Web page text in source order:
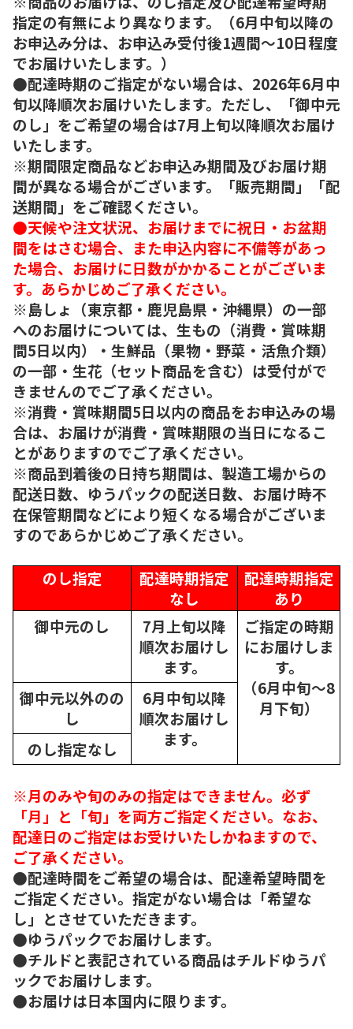
指定の有無により異なります。（6月中旬以降の
お申込み分は、お申込み受付後1週間～10日程度
でお届けいたします。）
●配達時期のご指定がない場合は、2026年6月中
旬以降順次お届けいたします。ただし、「御中元
のし」をご希望の場合は7月上旬以降順次お届け
いたします。
※期間限定商品などお申込み期間及びお届け期
間が異なる場合がございます。「販売期間」「配
送期間」をご確認ください。
●天候や注文状況、お届けまでに祝日・お盆期
間をはさむ場合、また申込内容に不備等があっ
た場合、お届けに日数がかかることがございま
す。あらかじめご了承ください。
※島しょ（東京都・鹿児島県・沖縄県）の一部
へのお届けについては、生もの（消費・賞味期
間5日以内）・生鮮品（果物・野菜・活魚介類）
の一部・生花（セット商品を含む）は受付がで
きませんのでご了承ください。
※消費・賞味期間5日以内の商品をお申込みの場
合は、お届けが消費・賞味期限の当日になるこ
とがありますのでご了承ください。
※商品到着後の日持ち期間は、製造工場からの
配送日数、ゆうパックの配送日数、お届け時不
在保管期間などにより短くなる場合がございま
すのであらかじめご了承ください。
のし指定
配達時期指定
なし
配達時期指定
あり
御中元のし
7月上旬以降
順次お届けし
ます。
ご指定の時期
にお届けしま
す。
（6月中旬～8
月下旬）
御中元以外のの
し
6月中旬以降
順次お届けし
ます。
のし指定なし
※月のみや旬のみの指定はできません。必ず
「月」と「旬」を両方ご指定ください。なお、
配達日のご指定はお受けいたしかねますので、
ご了承ください。
●配達時間をご希望の場合は、配達希望時間を
ご指定ください。指定がない場合は「希望な
し」とさせていただきます。
●ゆうパックでお届けします。
●チルドと表記されている商品はチルドゆうパ
ックでお届けします。
●お届けは日本国内に限ります。